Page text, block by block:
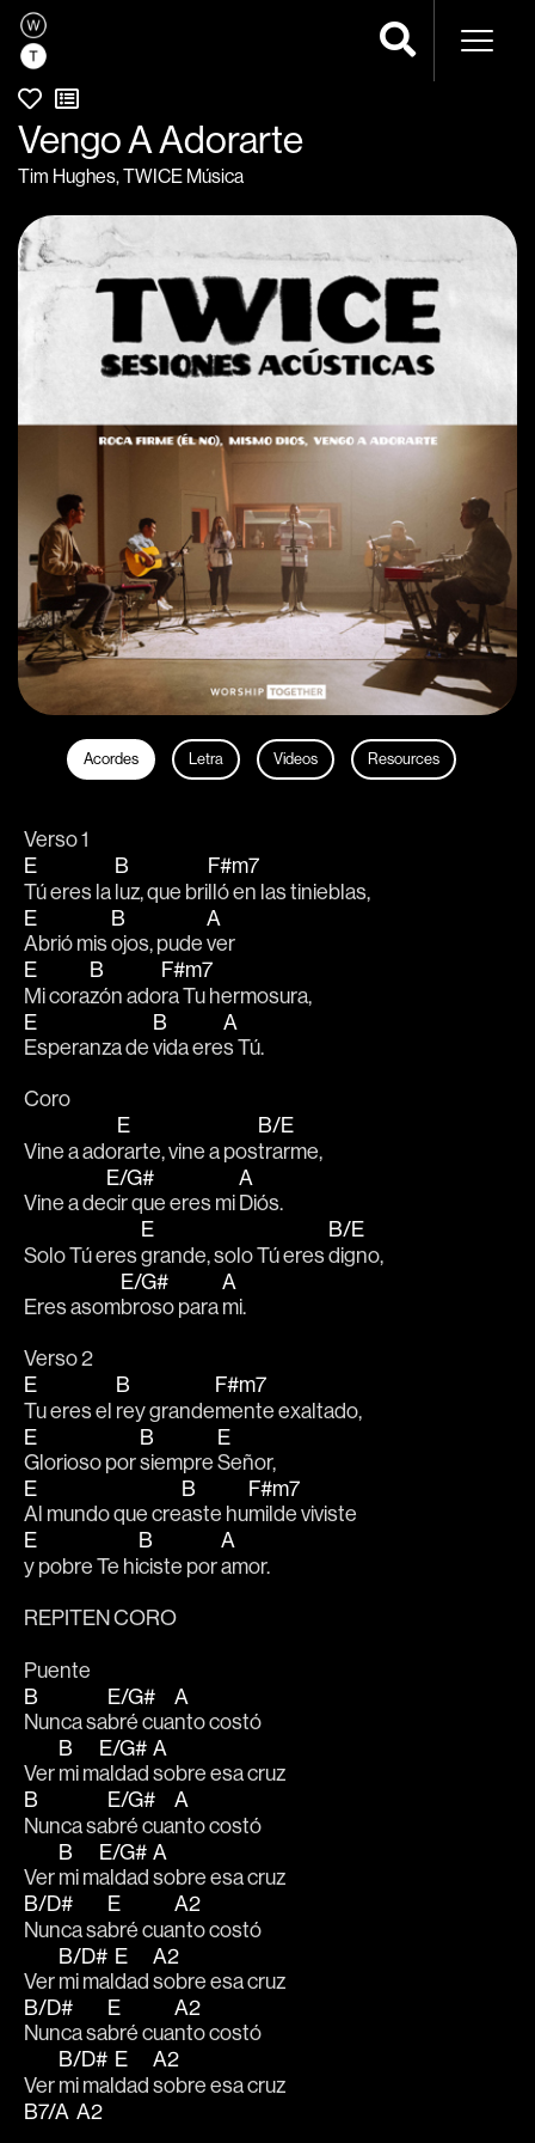
Vengo A Adorarte
Tim Hughes,TWICE Música
Acordes Letra Videos Resources
Verso 1
E
Tú eres la
B
luz, que bri
F#m7
lló en las tinieblas,
E
Abrió mis
B
ojos, pude
A
ver
E
Mi cora
B
zón ado
F#m7
ra Tu hermosura,
E
Esperanza de
B
vida ere
A
s Tú.
Coro
Vine a ado
E
rarte, vine a pos
B/E
trarme,
Vine a de
E/G#
cir que eres mi
A
Diós.
Solo Tú eres
E
grande, solo Tú eres
B/E
digno,
Eres asom
E/G#
broso para
A
mi.
Verso 2
E
Tu eres el
B
rey grande
F#m7
mente exaltado,
E
Glorioso por
B
siempre
E
Señor,
E
Al mundo que cre
B
aste hu
F#m7
milde viviste
E
y pobre Te hi
B
ciste por
A
amor.
REPITEN CORO
Puente
B
Nunca sa
E/G#
bré cua
A
nto costó
Ver
B
mi m
E/G#
aldad
A
sobre esa cruz
B
Nunca sa
E/G#
bré cua
A
nto costó
Ver
B
mi m
E/G#
aldad
A
sobre esa cruz
B/D#
Nunca sa
E
bré cua
A2
nto costó
Ver
B/D#
mi mal
E
dad
A2
sobre esa cruz
B/D#
Nunca sa
E
bré cua
A2
nto costó
Ver
B/D#
mi mal
E
dad
A2
sobre esa cruz
B7/A A2